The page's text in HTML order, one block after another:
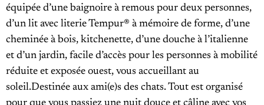
équipée d’une baignoire à remous pour deux personnes,
d’un lit avec literie Tempur® à mémoire de forme, d’une
cheminée à bois, kitchenette, d’une douche à l’italienne
et d’un jardin, facile d’accès pour les personnes à mobilité
réduite et exposée ouest, vous accueillant au
soleil.Destinée aux ami(e)s des chats. Tout est organisé